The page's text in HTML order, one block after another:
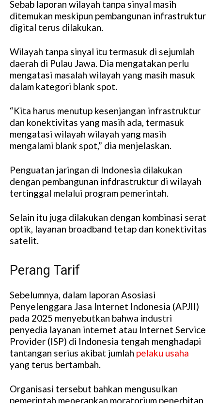
Sebab laporan wilayah tanpa sinyal masih
ditemukan meskipun pembangunan infrastruktur
digital terus dilakukan.
Wilayah tanpa sinyal itu termasuk di sejumlah
daerah di Pulau Jawa. Dia mengatakan perlu
mengatasi masalah wilayah yang masih masuk
dalam kategori blank spot.
“Kita harus menutup kesenjangan infrastruktur
dan konektivitas yang masih ada, termasuk
mengatasi wilayah wilayah yang masih
mengalami blank spot,” dia menjelaskan.
Penguatan jaringan di Indonesia dilakukan
dengan pembangunan infdrastruktur di wilayah
tertinggal melalui program pemerintah.
Selain itu juga dilakukan dengan kombinasi serat
optik, layanan broadband tetap dan konektivitas
satelit.
Perang Tarif
Sebelumnya, dalam laporan Asosiasi
Penyelenggara Jasa Internet Indonesia (APJII)
pada 2025 menyebutkan bahwa industri
penyedia layanan internet atau Internet Service
Provider (ISP) di Indonesia tengah menghadapi
tantangan serius akibat jumlah pelaku usaha
yang terus bertambah.
Organisasi tersebut bahkan mengusulkan
pemerintah menerapkan moratorium penerbitan